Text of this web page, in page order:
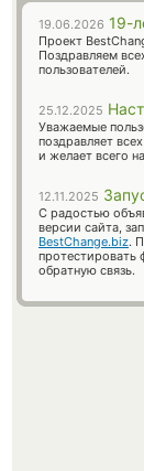
19.06.2026 19-
Проект
Поздравляем
пользователей.
25.12.2025
Уважаемые
поздравляет
и желает всего
12.11.2025
С радостью
версии сайта,
BestChange.biz.
протестировать
обратную связь.